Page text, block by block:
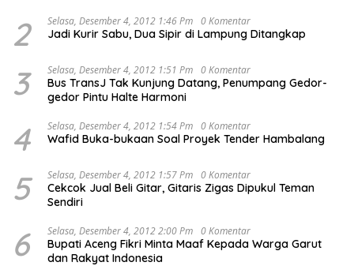
2 Selasa, Desember 4, 2012 1:46 Pm 0 Komentar
Jadi Kurir Sabu, Dua Sipir di Lampung Ditangkap
3 Selasa, Desember 4, 2012 1:51 Pm 0 Komentar
Bus TransJ Tak Kunjung Datang, Penumpang Gedor-
gedor Pintu Halte Harmoni
4 Selasa, Desember 4, 2012 1:54 Pm 0 Komentar
Wafid Buka-bukaan Soal Proyek Tender Hambalang
5 Selasa, Desember 4, 2012 1:57 Pm 0 Komentar
Cekcok Jual Beli Gitar, Gitaris Zigas Dipukul Teman
Sendiri
6 Selasa, Desember 4, 2012 2:00 Pm 0 Komentar
Bupati Aceng Fikri Minta Maaf Kepada Warga Garut
dan Rakyat Indonesia